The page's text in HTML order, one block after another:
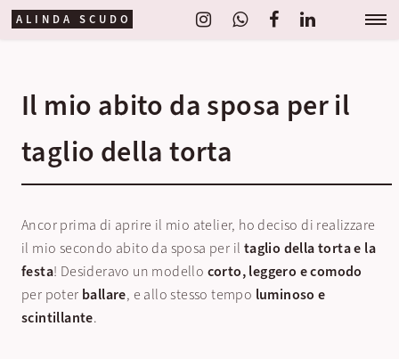
ALINDA SCUDO
Il mio abito da sposa per il
taglio della torta
Ancor prima di aprire il mio atelier, ho deciso di realizzare
il mio secondo abito da sposa per il taglio della torta e la
festa! Desideravo un modello corto, leggero e comodo
per poter ballare, e allo stesso tempo luminoso e
scintillante.